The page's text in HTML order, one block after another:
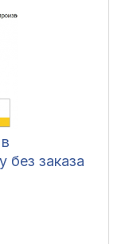
без заказа